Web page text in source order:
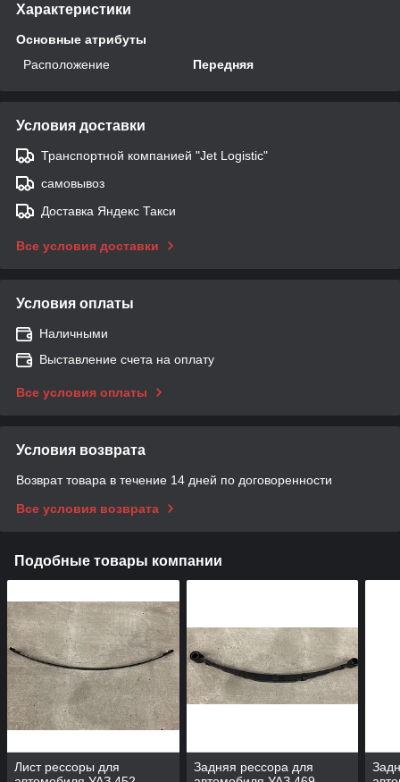
Характеристики
Основные атрибуты
Расположение
Передняя
Условия доставки
Транспортной компанией "Jet Logistic"
самовывоз
Доставка Яндекс Такси
Все условия доставки
Условия оплаты
Наличными
Выставление счета на оплату
Все условия оплаты
Условия возврата
Возврат товара в течение 14 дней по договоренности
Все условия возврата
Подобные товары компании
Лист рессоры для
Задняя рессора для